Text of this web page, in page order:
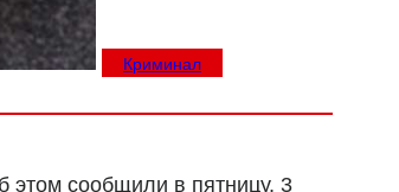
Криминал
этом сообщили в пятницу, 3